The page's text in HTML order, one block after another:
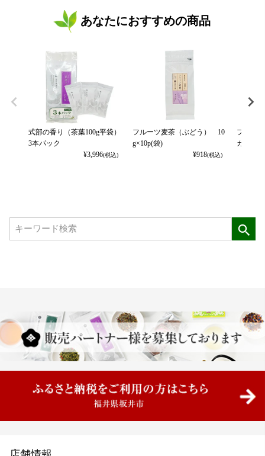
あなたにおすすめの商品
式部の香り（茶葉100g平袋）
3本パック
¥3,996(税込)
フルーツ麦茶（ぶどう） 10
g×10p(袋)
¥918(税込)
フルー
カット